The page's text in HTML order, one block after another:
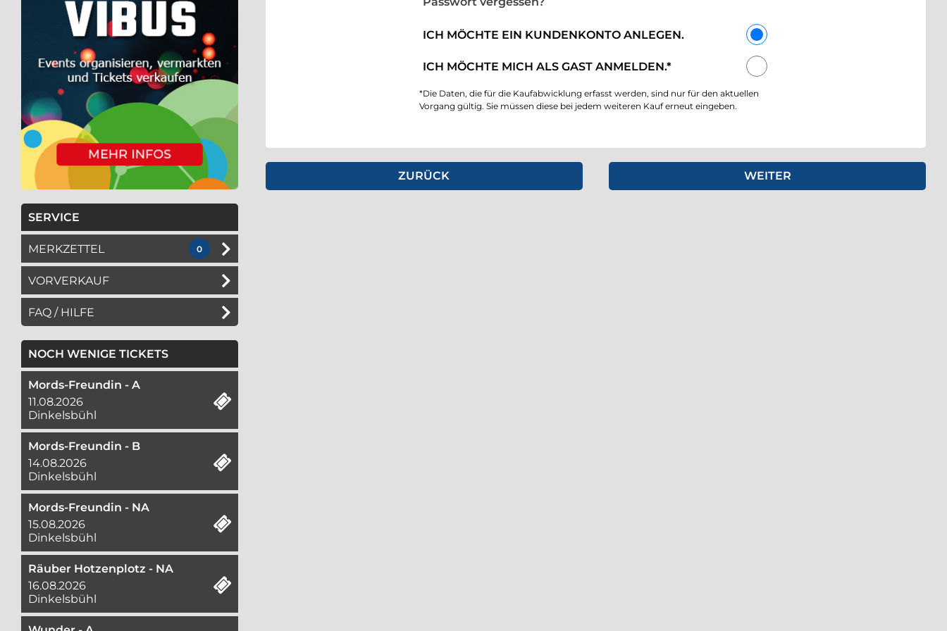
SERVICE
MERKZETTEL 0
VORVERKAUF
FAQ / HILFE
NOCH WENIGE TICKETS
Mords-Freundin - A
11.08.2026
Dinkelsbühl
Mords-Freundin - B
14.08.2026
Dinkelsbühl
Mords-Freundin - NA
15.08.2026
Dinkelsbühl
Räuber Hotzenplotz - NA
16.08.2026
Dinkelsbühl
ICH MÖCHTE EIN KUNDENKONTO ANLEGEN.
ICH MÖCHTE MICH ALS GAST ANMELDEN.*
*Die Daten, die für die Kaufabwicklung erfasst werden, sind nur für den aktuellen
Vorgang gültig. Sie müssen diese bei jedem weiteren Kauf erneut eingeben.
Einen Schritt zurück gehen. einen Schritt weiter